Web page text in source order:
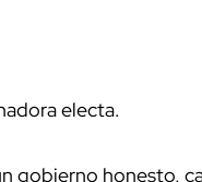
electa.
gobierno honesto,